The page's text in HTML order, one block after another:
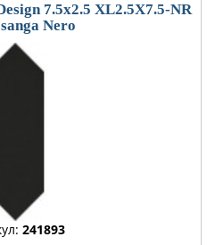
7.5x2.5 XL2.5X7.5-NR
Nero
241893